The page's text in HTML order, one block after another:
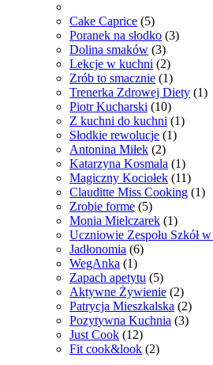
Cake Caprice (5)
Poranek na słodko (3)
Dolina smaków (3)
Lekcje w kuchni (2)
Zrób to smacznie (1)
Trenerka Zdrowej Diety (1)
Piotr Kucharski (10)
Z kuchni do kuchni (1)
Słodkie rewolucje (1)
Antonina Miłek (2)
Katarzyna Kosmala (1)
Magiczny Kociołek (11)
Clauditte Miss Cooking (1)
Zrobie forme (5)
Monia Mielczarek (1)
Uczniowie Zespołu Szkół
Jadłonomia (6)
WegAnka (1)
Zapach apetytu (5)
Aktywne Żywienie (2)
Patrycja Mieszkalska (2)
Pozytywna Kuchnia (3)
Just Cook (12)
Fit cook&look (2)